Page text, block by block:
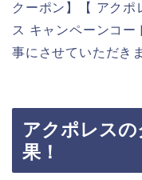
クーポン】【 アクポ
ス キャンペーンコ
事にさせていただき
アクポレス
果！